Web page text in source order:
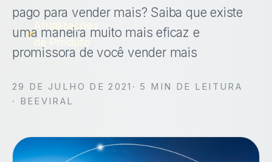
Atualizações
pago para vender mais? Saiba que existe
uma maneira muito mais eficaz e
promissora de você vender mais
29 DE JULHO DE 2021 · 5
MIN DE LEITURA
· BEEVIRAL